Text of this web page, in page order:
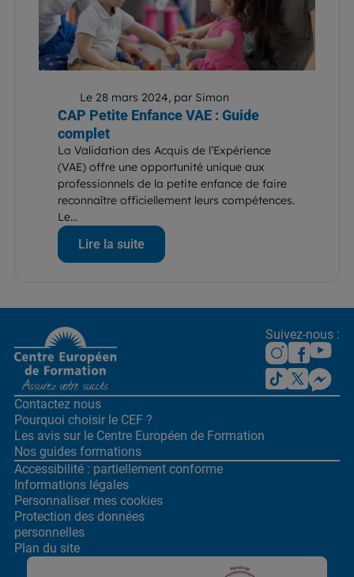
Le 28 mars 2024, par Simon
CAP Petite Enfance VAE : Guide
complet
La Validation des Acquis de l’Expérience
(VAE) offre une opportunité unique aux
professionnels de la petite enfance de faire
reconnaître officiellement leurs compétences.
Le...
Lire la suite
Suivez-nous :
Contactez nous
Pourquoi choisir le CEF ?
Les avis sur le Centre Européen de Formation
Nos guides formations
Accessibilité : partiellement conforme
Informations légales
Personnaliser mes cookies
Protection des données
personnelles
Plan du site